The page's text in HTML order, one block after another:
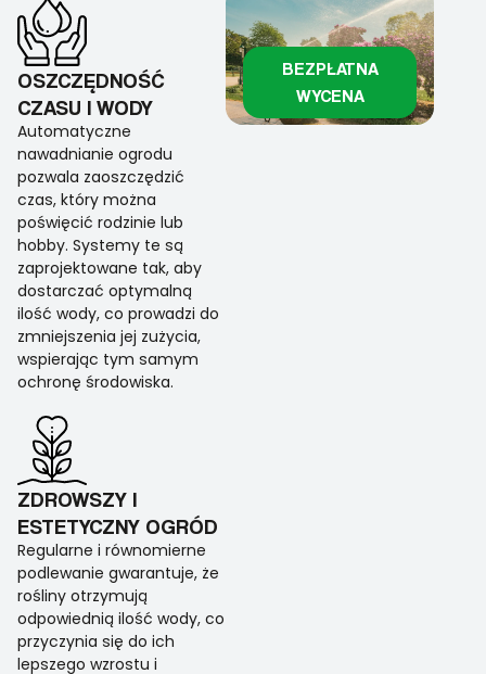
OSZCZĘDNOŚĆ
CZASU I WODY
Automatyczne
nawadnianie ogrodu
pozwala zaoszczędzić
czas, który można
poświęcić rodzinie lub
hobby. Systemy te są
zaprojektowane tak, aby
dostarczać optymalną
ilość wody, co prowadzi do
zmniejszenia jej zużycia,
wspierając tym samym
ochronę środowiska.
ZDROWSZY I
ESTETYCZNY OGRÓD
Regularne i równomierne
podlewanie gwarantuje, że
rośliny otrzymują
odpowiednią ilość wody, co
przyczynia się do ich
lepszego wzrostu i
BEZPŁATNA
WYCENA